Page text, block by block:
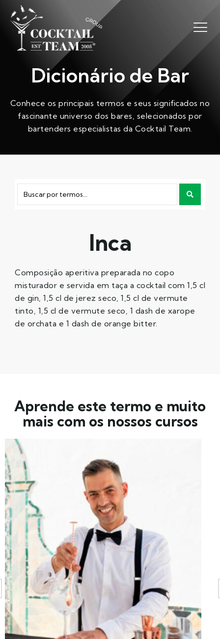
Dicionário de Bar
Conhece os principais termos e seus significados no
fascinante universo dos bares, selecionados por
bartenders especialistas da Cocktail Team.
Inca
Composição aperitiva preparada no copo
misturador e servida em taça a cocktail com 1,5 cl
de gin, 1,5 cl de jerez seco, 1,5 cl de vermute
tinto, 1,5 cl de vermute seco, 1 dash de xarope
de orchata e 1 dash de orange bitter.
Aprende este termo e muito
mais com os nossos cursos